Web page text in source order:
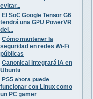
evitar...
El SoC Google Tensor G6
tendrá una GPU PowerVR
del...
Cómo mantener la
seguridad en redes Wi-Fi
públicas
Canonical integrará IA en
Ubuntu
PS5 ahora puede
funcionar con Linux como
un PC gamer